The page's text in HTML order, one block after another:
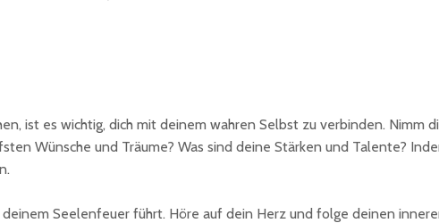
ist es wichtig, dich mit deinem wahren Selbst zu verbinden. Nimm
Wünsche und Träume? Was sind deine Stärken und Talente?
Seelenfeuer führt. Höre auf dein Herz und folge deinen